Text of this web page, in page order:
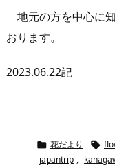
地元の方を中心に
おります。
2023.06.22記
 花だより 
japantrip ,